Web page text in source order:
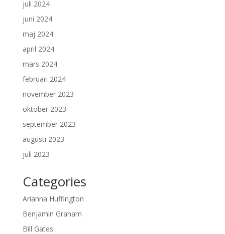
juli 2024
juni 2024
maj 2024
april 2024
mars 2024
februari 2024
november 2023
oktober 2023
september 2023
augusti 2023
juli 2023
Categories
Arianna Huffington
Benjamin Graham
Bill Gates